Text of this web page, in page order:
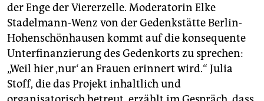
der Enge der Viererzelle. Moderatorin Elke
Stadelmann-Wenz von der Gedenkstätte Berlin-
Hohenschönhausen kommt auf die konsequente
Unterfinanzierung des Gedenkorts zu sprechen:
„Weil hier ‚nur‘ an Frauen erinnert wird.“ Julia
Stoff, die das Projekt inhaltlich und